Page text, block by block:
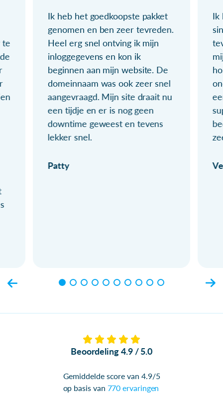
te
Ik heb het goedkoopste pakket
genomen en ben zeer tevreden.
Heel erg snel ontving ik mijn
inloggegevens en kon ik
beginnen aan mijn website. De
domeinnaam was ook zeer snel
aangevraagd. Mijn site draait nu
een tijdje en er is nog geen
downtime geweest en tevens
lekker snel.
Patty
Ik
Beoordeling 4.9 / 5.0
Gemiddelde score van 4.9/5
op basis van 770 ervaringen